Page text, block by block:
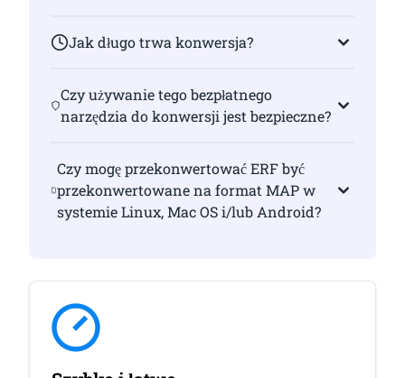
Jak długo trwa konwersja?
Czy używanie tego bezpłatnego
narzędzia do konwersji jest bezpieczne?
Czy mogę przekonwertować ERF być
przekonwertowane na format MAP w
systemie Linux, Mac OS i/lub Android?